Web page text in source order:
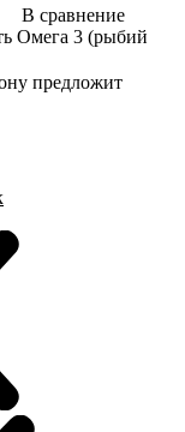
В сравнение
Омега 3 (рыбий
предложит